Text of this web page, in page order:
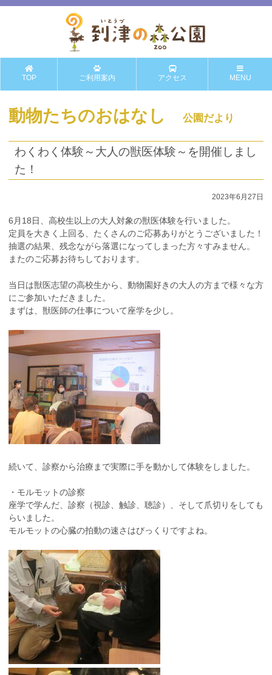
TOP ご利用案内 アクセス MENU
動物たちのおはなし 公園だより
わくわく体験～大人の獣医体験～を開催しまし
た！
2023年6月27日
6月18日、高校生以上の大人対象の獣医体験を行いました。
定員を大きく上回る、たくさんのご応募ありがとうございました！
抽選の結果、残念ながら落選になってしまった方々すみません。
またのご応募お待ちしております。
当日は獣医志望の高校生から、動物園好きの大人の方まで様々な方
にご参加いただきました。
まずは、獣医師の仕事について座学を少し。
続いて、診察から治療まで実際に手を動かして体験をしました。
・モルモットの診察
座学で学んだ、診察（視診、触診、聴診）、そして爪切りをしても
らいました。
モルモットの心臓の拍動の速さはびっくりですよね。